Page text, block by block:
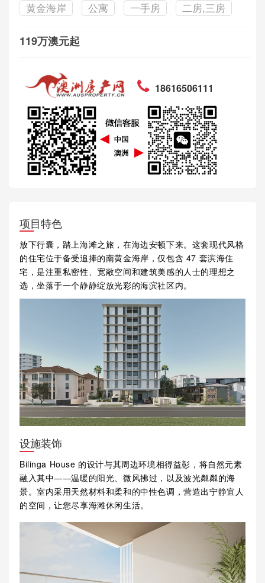
黄金海岸
公寓 一手房 二房,三房
119万澳元起
18616506111
项目特色
放下行囊，踏上海滩之旅，在海边安顿下来。这套现代风格
的住宅位于备受追捧的南黄金海岸，仅包含 47 套滨海住
宅，是注重私密性、宽敞空间和建筑美感的人士的理想之
选，坐落于一个静静绽放光彩的海滨社区内。
设施装饰
Bilinga House 的设计与其周边环境相得益彰，将自然元素
融入其中——温暖的阳光、微风拂过，以及波光粼粼的海
景。室内采用天然材料和柔和的中性色调，营造出宁静宜人
的空间，让您尽享海滩休闲生活。